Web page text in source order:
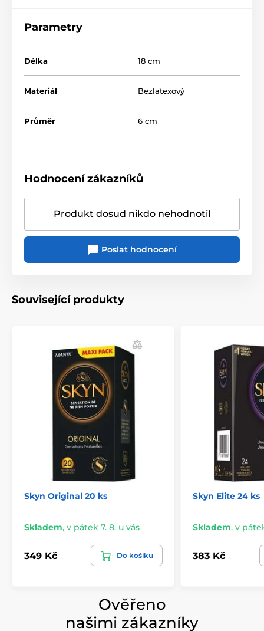
Parametry
Délka 18 cm
Materiál Bezlatexový
Průměr 6 cm
Hodnocení zákazníků
Produkt dosud nikdo nehodnotil
Poslat hodnocení
Související produkty
Skyn Original 20 ks
Skladem, v pátek 7. 8. u vás
349 Kč Do košíku
Skyn Elite 24 ks
Skladem, v
383 Kč
Ověřeno
našimi zákazníky